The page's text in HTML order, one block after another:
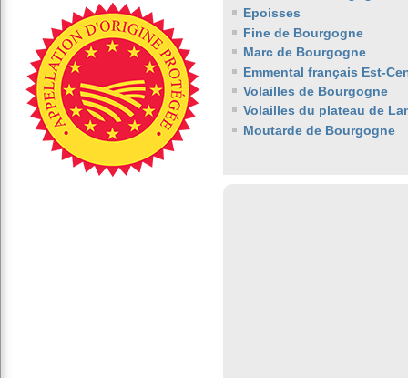
Epoisses
Fine de Bourgogne
Marc de Bourgogne
Emmental français Est-
Volailles de Bourgogne
Volailles du plateau de
Moutarde de Bourgogne